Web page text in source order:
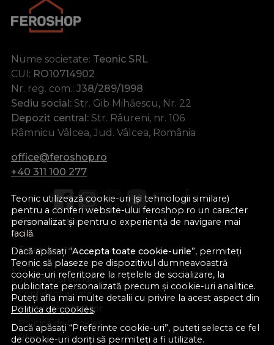
Teonic utilizează cookie-uri (și tehnologii similare)
pentru a conferi website-ului feroshop.ro un caracter
personalizat și pentru o experiență de navigare mai
facilă.
Dacă apăsați “Accepta toate cookie-urile”, permiteți
Teonic să plaseze pe dispozitivul dumneavoastră
cookie-uri referitoare la rețelele de socializare, la
publicitate personalizată precum și cookie-uri analitice.
Puteți afla mai multe detalii cu privire la acest aspect din
Politica de cookies.
Dacă apăsați “Preferinte cookie-uri”, puteți selecta ce fel
de cookie-uri doriți să permiteți a fi utilizate.
Nume societate: Teonic SRL
CUI: RO10714902
Nr. reg. com.: J38/289/1998
Sediu social: Str. Gib Mihăescu, Nr. 22
Depozit central: Str. Râureni, nr. 106
Râmnicu Vâlcea, Jud. Vâlcea, România
office@feroshop.ro
+40 311 100 277
Informatii Utile
Formular retur
Despre noi
Termeni si conditii
Confidentialitate
Marturiile clientilor
Politica de Cookies
Blog